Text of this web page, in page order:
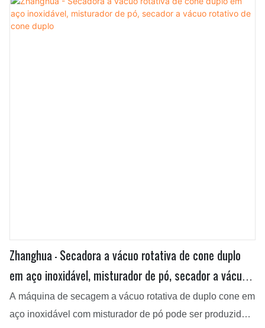
alta flexibilidade e versatilidade a tornaram popular no
campo de secadores rotativos a vácuo de duplo cone.
Zhanghua - Secadora a vácuo rotativa de cone duplo
em aço inoxidável, misturador de pó, secador a vácuo
rotativo de cone duplo
A máquina de secagem a vácuo rotativa de duplo cone em
aço inoxidável com misturador de pó pode ser produzida